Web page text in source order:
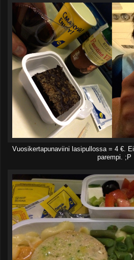
Vuosikertapunaviini lasipullossa = 4 €.
parempi. ;P